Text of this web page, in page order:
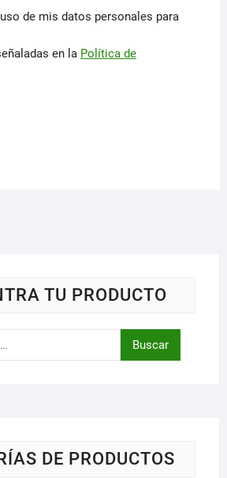
de mis datos personales para
en la Política de
TU PRODUCTO
Buscar
Buscar
DE PRODUCTOS